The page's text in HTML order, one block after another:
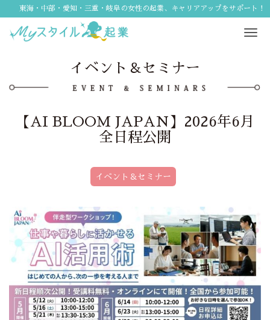
東海・中部・愛知・三重・岐阜の女性の起業、キャリアアップをサポート！
イベント＆セミナー
【AI BLOOM JAPAN】2026年6月
全日程公開
イベント＆セミナー